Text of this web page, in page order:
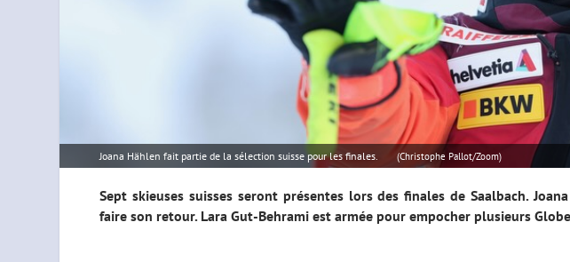
Joana Hählen fait partie de la sélection suisse pour les finales. (Christophe Pallot/Zoom)
Sept skieuses suisses seront présentes lors des finales de Saalbach.
faire son retour. Lara Gut-Behrami est armée pour empocher plusieurs